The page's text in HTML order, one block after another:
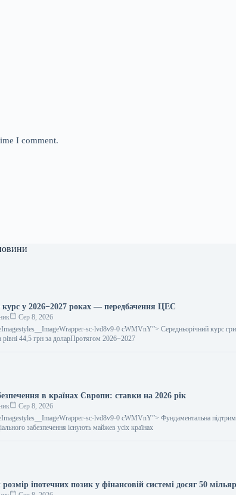
I comment.
курс у 2026−2027 роках — передбачення ЦЕС
Сер 8, 2026
sc-lvd8v9-0 cWMVnY”> Середньорічний курс
рівні 44,5 грн за доларПротягом 2026−2027
в країнах Європи: ставки на 2026 рік
Сер 8, 2026
sc-lvd8v9-0 cWMVnY”> Фундаментальна
забезпечення існують майжев усіх країнах
іпотечних позик у фінансовій системі досяг 50